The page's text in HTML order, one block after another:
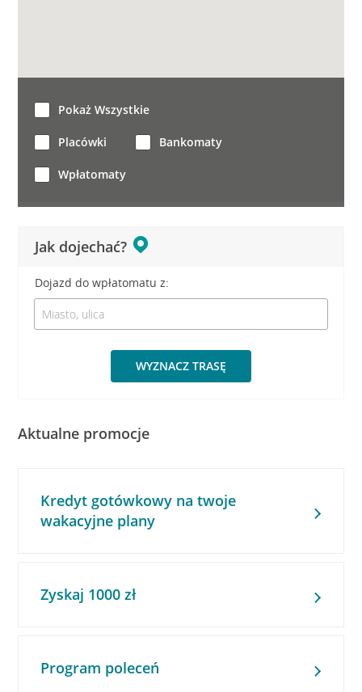
Jak dojechać?
Dojazd do wpłatomatu z:
WYZNACZ TRASĘ
Pokaż Wszystkie
Placówki Bankomaty
Wpłatomaty
Aktualne promocje
Kredyt gotówkowy na twoje
wakacyjne plany
Zyskaj 1000 zł
Program poleceń